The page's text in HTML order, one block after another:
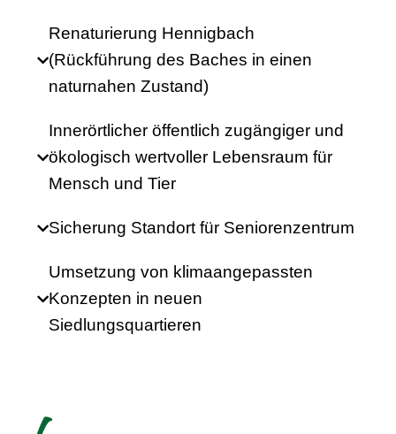
Renaturierung Hennigbach
(Rückführung des Baches in einen
naturnahen Zustand)
Innerörtlicher öffentlich zugängiger und
ökologisch wertvoller Lebensraum für
Mensch und Tier
Sicherung Standort für Seniorenzentrum
Umsetzung von klimaangepassten
Konzepten in neuen
Siedlungsquartieren